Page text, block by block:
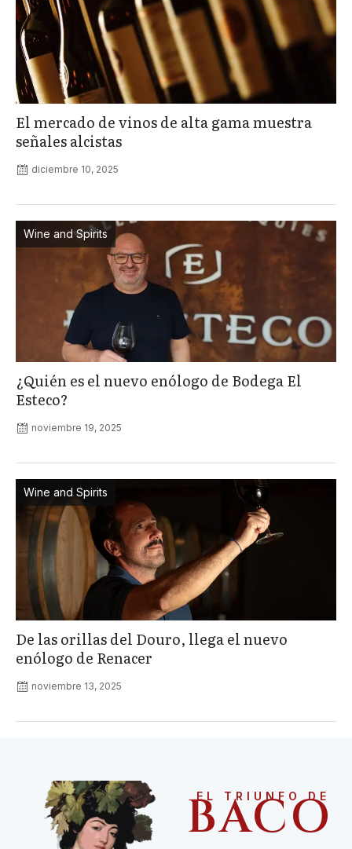
El mercado de vinos de alta gama muestra
señales alcistas
diciembre 10, 2025
Wine and Spirits
¿Quién es el nuevo enólogo de Bodega El
Esteco?
noviembre 19, 2025
Wine and Spirits
De las orillas del Douro, llega el nuevo
enólogo de Renacer
noviembre 13, 2025
EL TRIUNFO DE
BACO